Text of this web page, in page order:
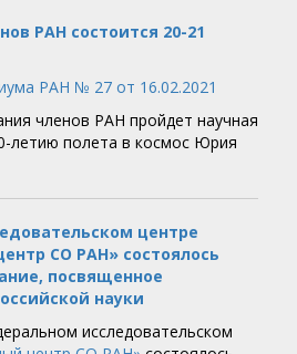
РАН состоится 20-21
РАН № 27 от 16.02.2021
членов РАН пройдет научная
летию полета в космос Юрия
центре
СО РАН» состоялось
посвященное
науки
исследовательском